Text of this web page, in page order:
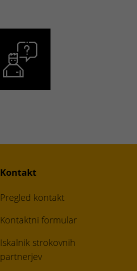
Kontakt
Pregled kontakt
Kontaktni formular
Iskalnik strokovnih
partnerjev